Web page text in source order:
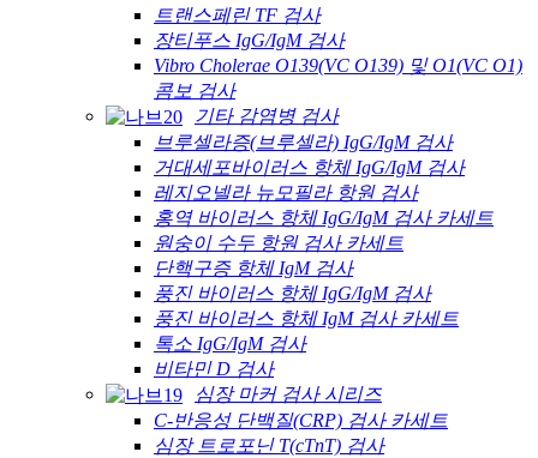
트랜스페린 TF 검사
장티푸스 IgG/IgM 검사
Vibro Cholerae O139(VC O139) 및 O1(VC O1)
콤보 검사
기타 감염병 검사
브루셀라증(브루셀라) IgG/IgM 검사
거대세포바이러스 항체 IgG/IgM 검사
레지오넬라 뉴모필라 항원 검사
홍역 바이러스 항체 IgG/IgM 검사 카세트
원숭이 수두 항원 검사 카세트
단핵구증 항체 IgM 검사
풍진 바이러스 항체 IgG/IgM 검사
풍진 바이러스 항체 IgM 검사 카세트
톡소 IgG/IgM 검사
비타민 D 검사
심장 마커 검사 시리즈
C-반응성 단백질(CRP) 검사 카세트
심장 트로포닌 T(cTnT) 검사